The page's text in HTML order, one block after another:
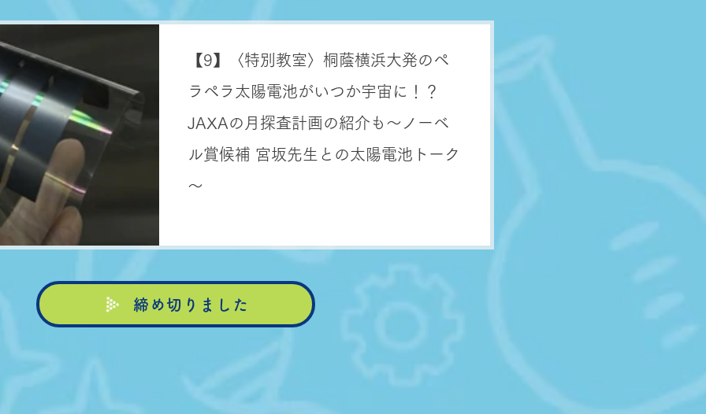
【9】〈特別教室〉桐蔭横浜大発のペ
ラペラ太陽電池がいつか宇宙に！？
JAXAの月探査計画の紹介も～ノーベ
ル賞候補 宮坂先生との太陽電池トーク
～
締め切りました